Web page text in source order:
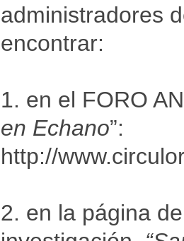
administradores
encontrar:
1. en el FORO
en Echano”:
http://
2. en la página